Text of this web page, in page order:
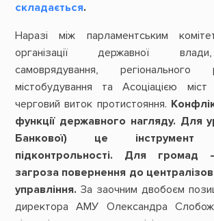
складається.
Наразі між парламентським
організації державної
самоврядування,
містобудування та Асоціацією
черговий виток протистояння.
функції державного нагляду. Для
Банкової) це
підконтрольності. Для громад
загроза повернення до
управління. За заочним двобоєм
директора АМУ Олександра